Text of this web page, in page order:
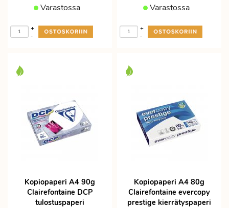
Varastossa
-
+
Varastossa
-
+
Kopiopaperi A4 90g
Clairefontaine DCP
tulostuspaperi
Kopiopaperi A4 80g
Clairefontaine evercopy
prestige kierrätyspaperi